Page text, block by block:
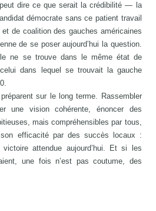
dire ce que serait la crédibilité — la
démocrate sans ce patient travail
de coalition des gauches américaines
de se poser aujourd’hui la question.
ne se trouve dans le même état de
dans lequel se trouvait la gauche
sur le long terme. Rassembler
une vision cohérente, énoncer des
mais compréhensibles par tous,
efficacité par des succès locaux :
attendue aujourd’hui. Et si les
une fois n’est pas coutume, des